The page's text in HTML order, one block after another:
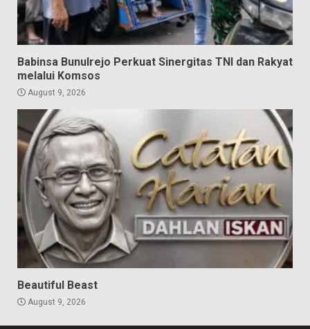
Babinsa Bunulrejo Perkuat Sinergitas TNI dan Rakyat
melalui Komsos
August 9, 2026
Beautiful Beast
August 9, 2026